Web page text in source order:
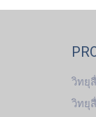
วิทยุ
วิทยุ